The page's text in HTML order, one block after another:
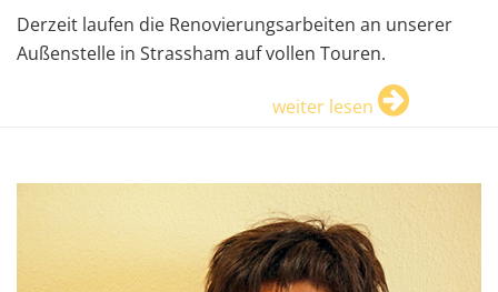
Derzeit laufen die Renovierungsarbeiten an unserer
Außenstelle in Strassham auf vollen Touren.
weiter lesen